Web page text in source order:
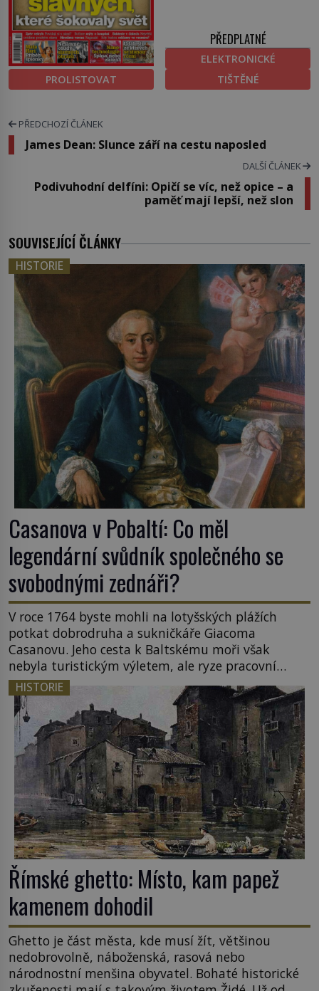
PROLISTOVAT
PŘEDPLATNÉ
ELEKTRONICKÉ
TIŠTĚNÉ
PŘEDCHOZÍ ČLÁNEK
James Dean: Slunce září na cestu naposled
DALŠÍ ČLÁNEK
Podivuhodní delfíni: Opičí se víc, než opice – a
paměť mají lepší, než slon
SOUVISEJÍCÍ ČLÁNKY
HISTORIE
Casanova v Pobaltí: Co měl
legendární svůdník společného se
svobodnými zednáři?
V roce 1764 byste mohli na lotyšských plážích
potkat dobrodruha a sukničkáře Giacoma
Casanovu. Jeho cesta k Baltskému moři však
nebyla turistickým výletem, ale ryze pracovní
cestou se zištnými úmysly. Jaký cíl Casanova
sledoval, když se například procházel uličkami
lotyšské Rigy? Casanova v Pobaltí kontaktoval
tamní zednářské lóže. Nebyl v této oblasti žádným
nováčkem, protože do zednářské […]
HISTORIE
Římské ghetto: Místo, kam papež
kamenem dohodil
Ghetto je část města, kde musí žít, většinou
nedobrovolně, náboženská, rasová nebo
národnostní menšina obyvatel. Bohaté historické